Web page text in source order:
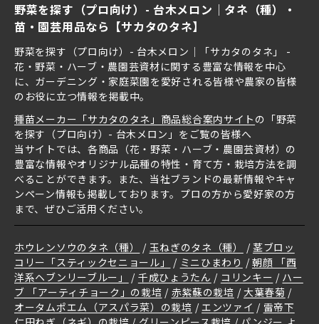
野菜を探す（プロ向け）- 台木メロン｜タネ（種）・
苗・園芸用品なら【サカタのタネ】
野菜を探す（プロ向け）- 台木メロン｜「サカタのタネ」 -
花・野菜・ハーブ・農園芸資材に関する豊富な情報を中心
に、ガーデニング・家庭菜園を愛好される皆様や農家の皆様
のお役に立つ情報を掲載中。
種苗メーカー「サカタのタネ」商品総合案内サイト の「野菜
を探す（プロ向け）- 台木メロン」をご覧の皆様へ
当サイトでは、各商品（花・野菜・ハーブ・農園芸資材）の
豊富な情報やオリジナル品種の特性・育て方・栽培方法を調
べることができます。また、当社ブランドの最新情報やキャ
ンペーン情報も掲載しております。プロの方から愛好家の方
まで、ぜひご活用ください。
ホウレンソウのタネ（種） 玉ねぎのタネ（種）
茎ブロッ
コリー「スティックセニョール」
ミニひまわり
朝顔 「西
洋系ヘブンリーブルー」
千成ひょうたん コリンキー
ハー
ブ 「アーティチョーク」の栽培
赤紫蘇の栽培
大葉春菊
オータムポエム（アスパラ菜）の栽培
エンツァイ
雷帝下